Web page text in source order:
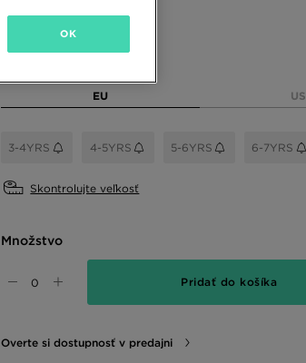
Sivá
Vybrať veľkosť
EU US
3-4YRS 4-5YRS 5-6YRS 6-7YRS
Skontrolujte veľkosť
Množstvo
Pridať do košíka
Overte si dostupnosť v predajni
OK